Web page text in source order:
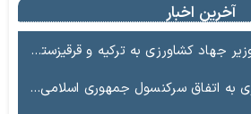
آخرین اخبار
در ارزروم، نماینده مردم ماکو، شوط، پلدشت و چالدران در مجلس و تعدادی از مسئولین منطقه از مرکز